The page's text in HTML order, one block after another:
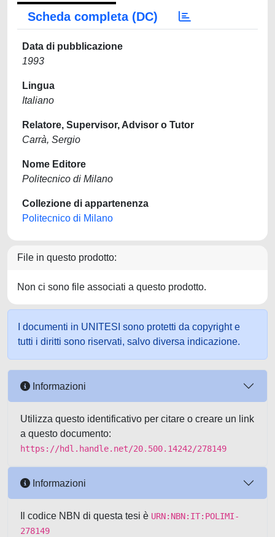
Scheda completa (DC)
Data di pubblicazione
1993
Lingua
Italiano
Relatore, Supervisor, Advisor o Tutor
Carrà, Sergio
Nome Editore
Politecnico di Milano
Collezione di appartenenza
Politecnico di Milano
File in questo prodotto:
Non ci sono file associati a questo prodotto.
I documenti in UNITESI sono protetti da copyright e
tutti i diritti sono riservati, salvo diversa indicazione.
Informazioni
Utilizza questo identificativo per citare o creare un link
a questo documento:
https://hdl.handle.net/20.500.14242/278149
Informazioni
Il codice NBN di questa tesi è URN:NBN:IT:POLIMI-
278149